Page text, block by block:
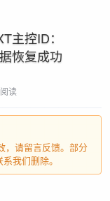
主控ID：
恢复成功
读
，请留言反馈。部分
我们删除。